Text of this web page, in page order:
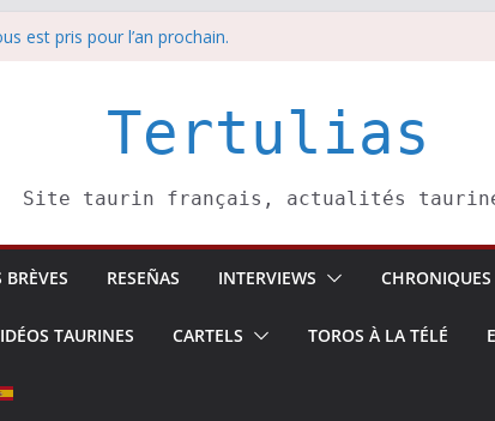
8 août
une première étapeTertulias
Site taurin français, actualités
BRÈVES RESEÑAS INTERVIEWS
TAURINES CARTELS TOROS À LA TÉLÉ